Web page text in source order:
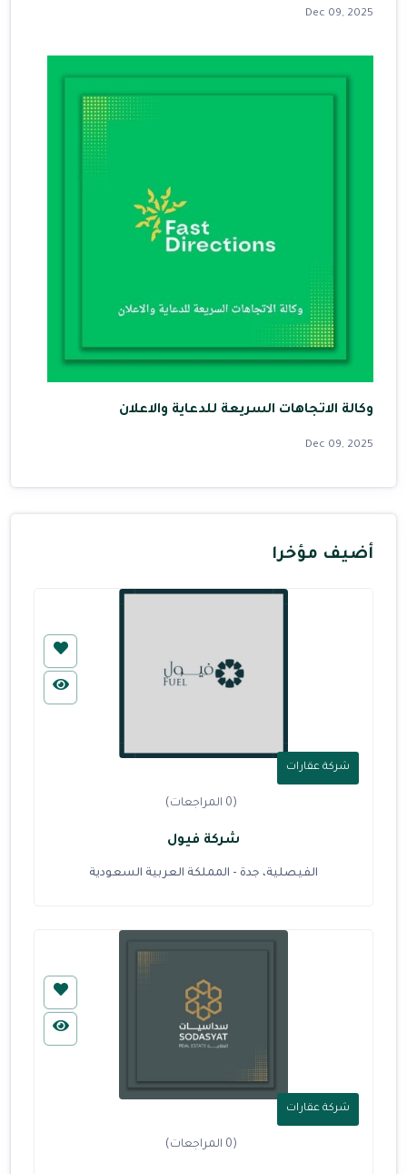
Dec 09, 2025
وكالة الاتجاهات السريعة للدعاية والاعلان
Dec 09, 2025
أضيف مؤخرا
شركة عقارات
(0 المراجعات)
شركة فيول
الفيصلية، جدة - المملكة العربية السعودية
شركة عقارات
(0 المراجعات)